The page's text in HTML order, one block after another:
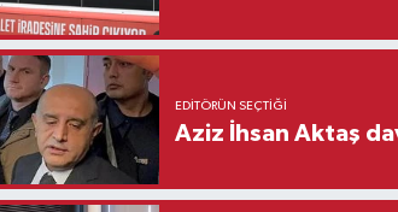
EDITÖRÜN SEÇTIĞI
Aziz İhsan Aktaş